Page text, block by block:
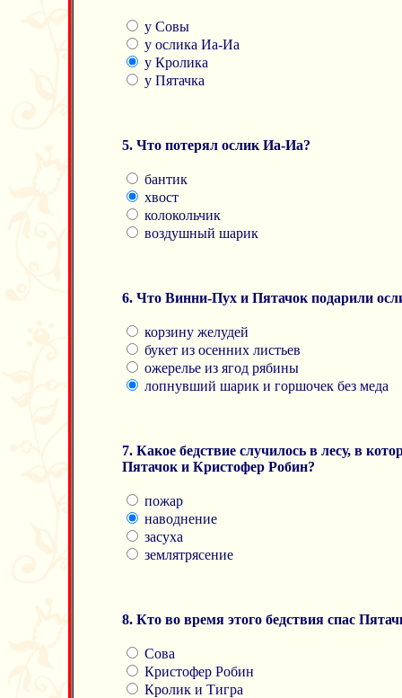
у Совы
у ослика Иа-Иа
у Кролика
у Пятачка
5. Что потерял ослик Иа-Иа?
бантик
хвост
колокольчик
воздушный шарик
6. Что Винни-Пух и Пятачок подарили
корзину желудей
букет из осенних листьев
ожерелье из ягод рябины
лопнувший шарик и горшочек без меда
7. Какое бедствие случилось в лесу, в
Пятачок и Кристофер Робин?
пожар
наводнение
засуха
землятрясение
8. Кто во время этого бедствия спас
Сова
Кристофер Робин
Кролик и Тигра